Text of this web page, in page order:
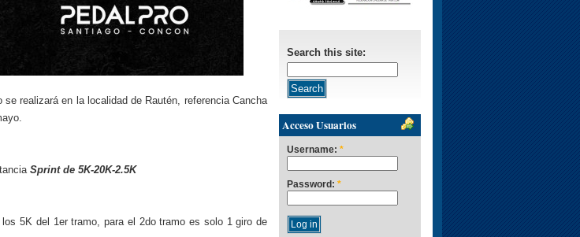
se realizará en la localidad de Rautén, referencia Cancha
Sprint de 5K-20K-2.5K
5K del 1er tramo, para el 2do tramo es solo 1 giro de
Search this site:
Acceso Usuarios
Username: *
Password: *